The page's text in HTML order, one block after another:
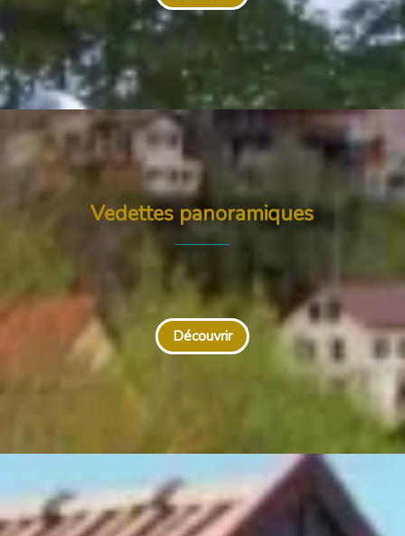
Vedettes panoramiques
Découvrir